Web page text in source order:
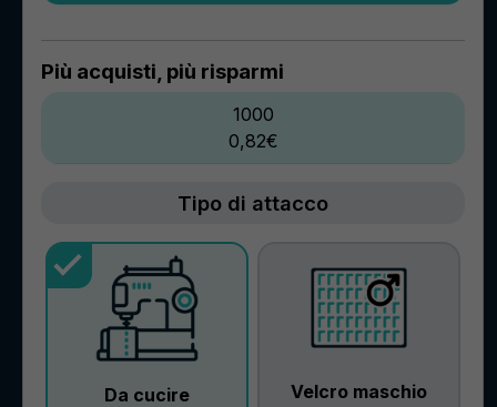
Più acquisti, più risparmi
1000
0,82€
Tipo di attacco
Da cucire
Velcro maschio